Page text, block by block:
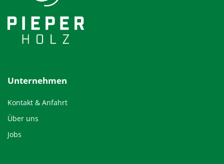
Unternehmen
Kontakt & Anfahrt
Über uns
Jobs